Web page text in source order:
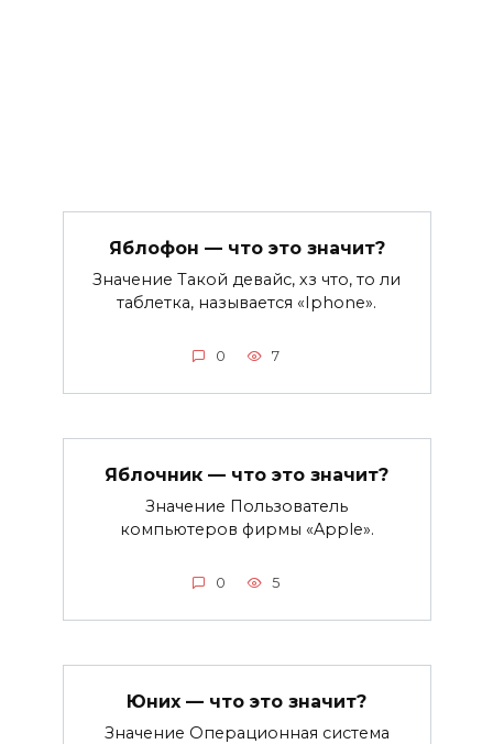
Яблофон — что это значит?
Значение Такой девайс, хз что, то ли
таблетка, называется «Iphone».
0 7
Яблочник — что это значит?
Значение Пользователь
компьютеров фирмы «Apple».
0 5
Юних — что это значит?
Значение Операционная система